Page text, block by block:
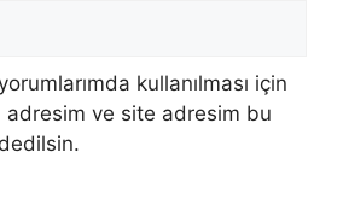
kullanılması için
adresim ve site adresim bu